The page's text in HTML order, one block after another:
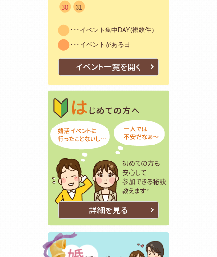
30 31
･･･イベント集中DAY(複数件）
･･･イベントがある日
イベント一覧を開く
はじめての方
詳細を見る